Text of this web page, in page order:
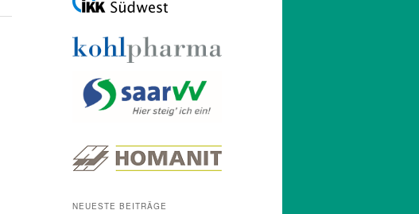
NEUESTE BEITRÄGE